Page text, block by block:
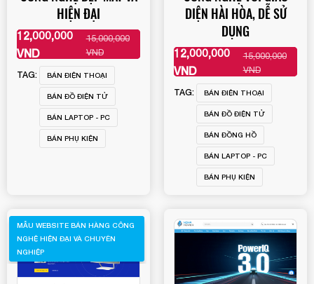
HIỆN ĐẠI
12,000,000
VND
15,000,000
VND
XEM THÊM
TAG: BÁN ĐIỆN THOẠI
BÁN ĐỒ ĐIỆN TỬ
BÁN LAPTOP - PC
BÁN PHỤ KIỆN
DIỆN HÀI HÒA, DỄ SỬ
DỤNG
12,000,000
VND
15,000,000
VND
XEM THÊM
TAG: BÁN ĐIỆN THOẠI
BÁN ĐỒ ĐIỆN TỬ
BÁN ĐỒNG HỒ
BÁN LAPTOP - PC
BÁN PHỤ KIỆN
MẪU WEBSITE BÁN HÀNG CÔNG
NGHỆ HIỆN ĐẠI VÀ CHUYÊN
NGHIỆP